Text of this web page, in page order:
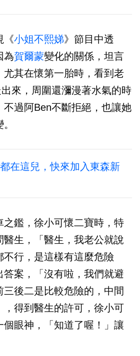
《小姐不熙娣》節目中透
為賀爾蒙變化的關係，坦言
尤其在懷第一胎時，看到老
來，周圍還瀰漫著水氣的時
不過阿Ben不斷拒絕，也讓她
在這兒，快來加入東森新
之鑑，徐小可懷二寶時，特
醫生，「醫生，我老公就說
不行，是這樣有這麼危險
答案，「沒有啦，我們就避
後二是比較危險的，中間
，得到醫生的許可，徐小可
個眼神，「知道了喔！」讓